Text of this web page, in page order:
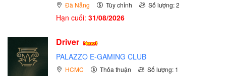
Đà Nẵng Tùy chỉnh Số lượng: 2
Hạn cuối: 31/08/2026
Driver
PALAZZO E-GAMING CLUB
HCMC Thỏa thuận Số lượng: 1